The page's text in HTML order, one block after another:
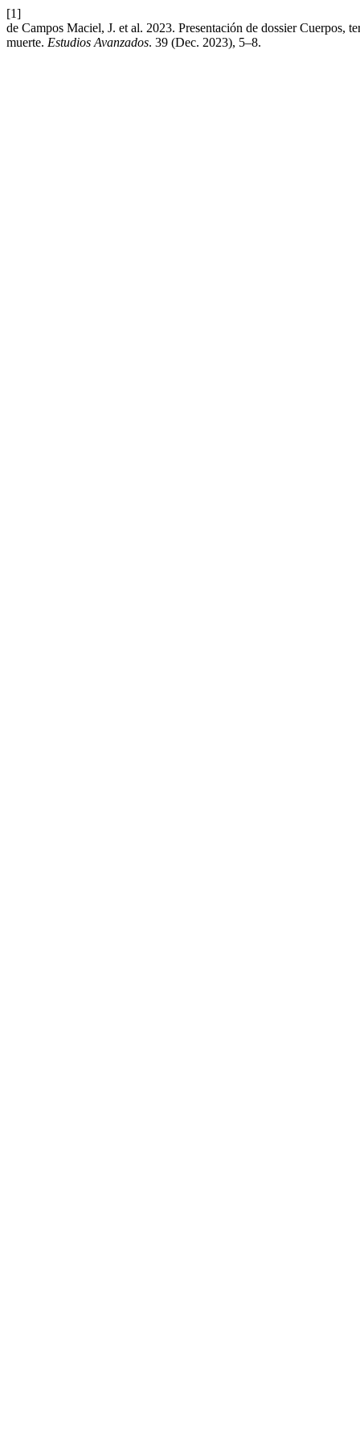
[1]
de Campos Maciel, J. et al. 2023. Presentación de dossier Cuerpos,
muerte. Estudios Avanzados. 39 (Dec. 2023), 5–8.